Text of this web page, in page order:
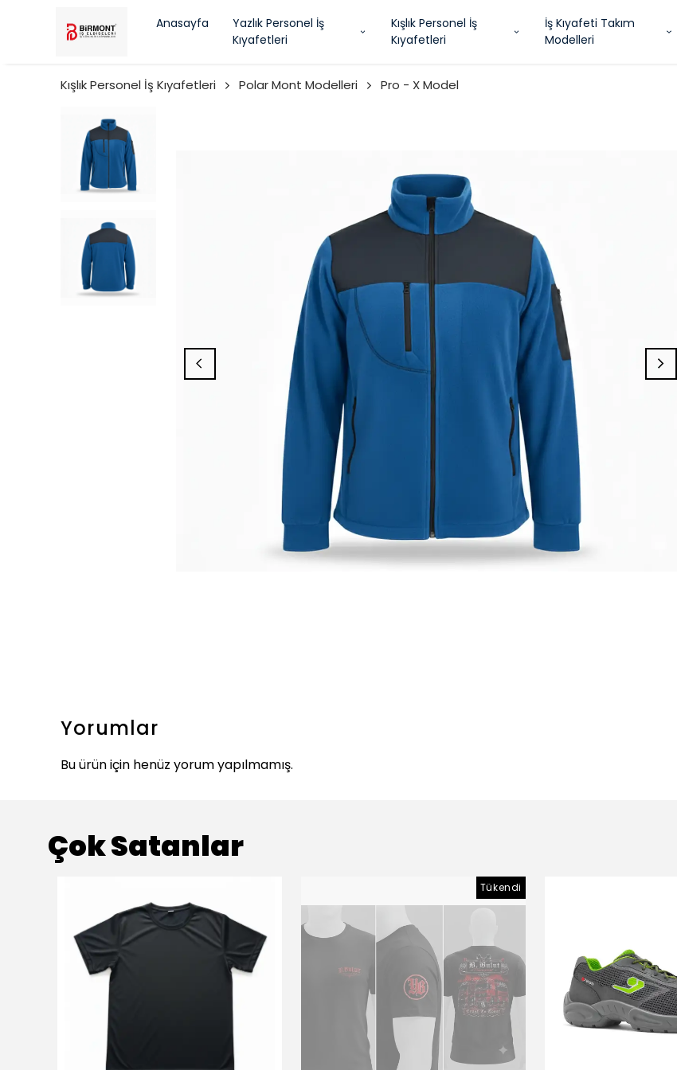
Anasayfa
Yazlık Personel İş
Kıyafetleri
Kışlık Personel İş
Kıyafetleri
İş Kıyafeti Takım
Modelleri
Kışlık Personel İş Kıyafetleri Polar Mont Modelleri Pro - X Model
Yorumlar
Bu ürün için henüz yorum yapılmamış.
Çok Satanlar
Tükendi